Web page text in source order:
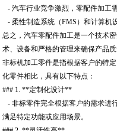
- 汽车行业竞争激烈，零配件加工
- 柔性制造系统（FMS）和计算机
总之，汽车零配件加工是一个技术
术、设备和严格的管理来确保产品质
非标机加工零件是指根据客户的特
化零件相比，具有以下特点：
### 1. **定制化设计**
- 非标零件完全根据客户的需求进
满足特定功能或应用场景。